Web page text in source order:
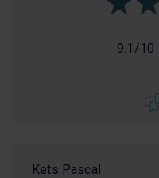
9.1 /10
Kets Pascal